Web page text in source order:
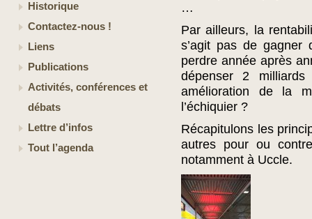
Historique
Contactez-nous !
Liens
Publications
Activités, conférences et
débats
Lettre d’infos
Tout l’agenda
…
Par ailleurs, la
s’agit pas de gagner
perdre année après
dépenser 2
amélioration de la
l’échiquier ?
Récapitulons les
autres pour ou
notamment à Uccle.